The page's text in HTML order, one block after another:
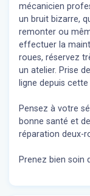
mécanicien
un bruit bizarre,
remonter ou
effectuer la
roues, réservez
un atelier. Prise
ligne depuis
Pensez à votre
bonne santé et
réparation deux-
Prenez bien soin